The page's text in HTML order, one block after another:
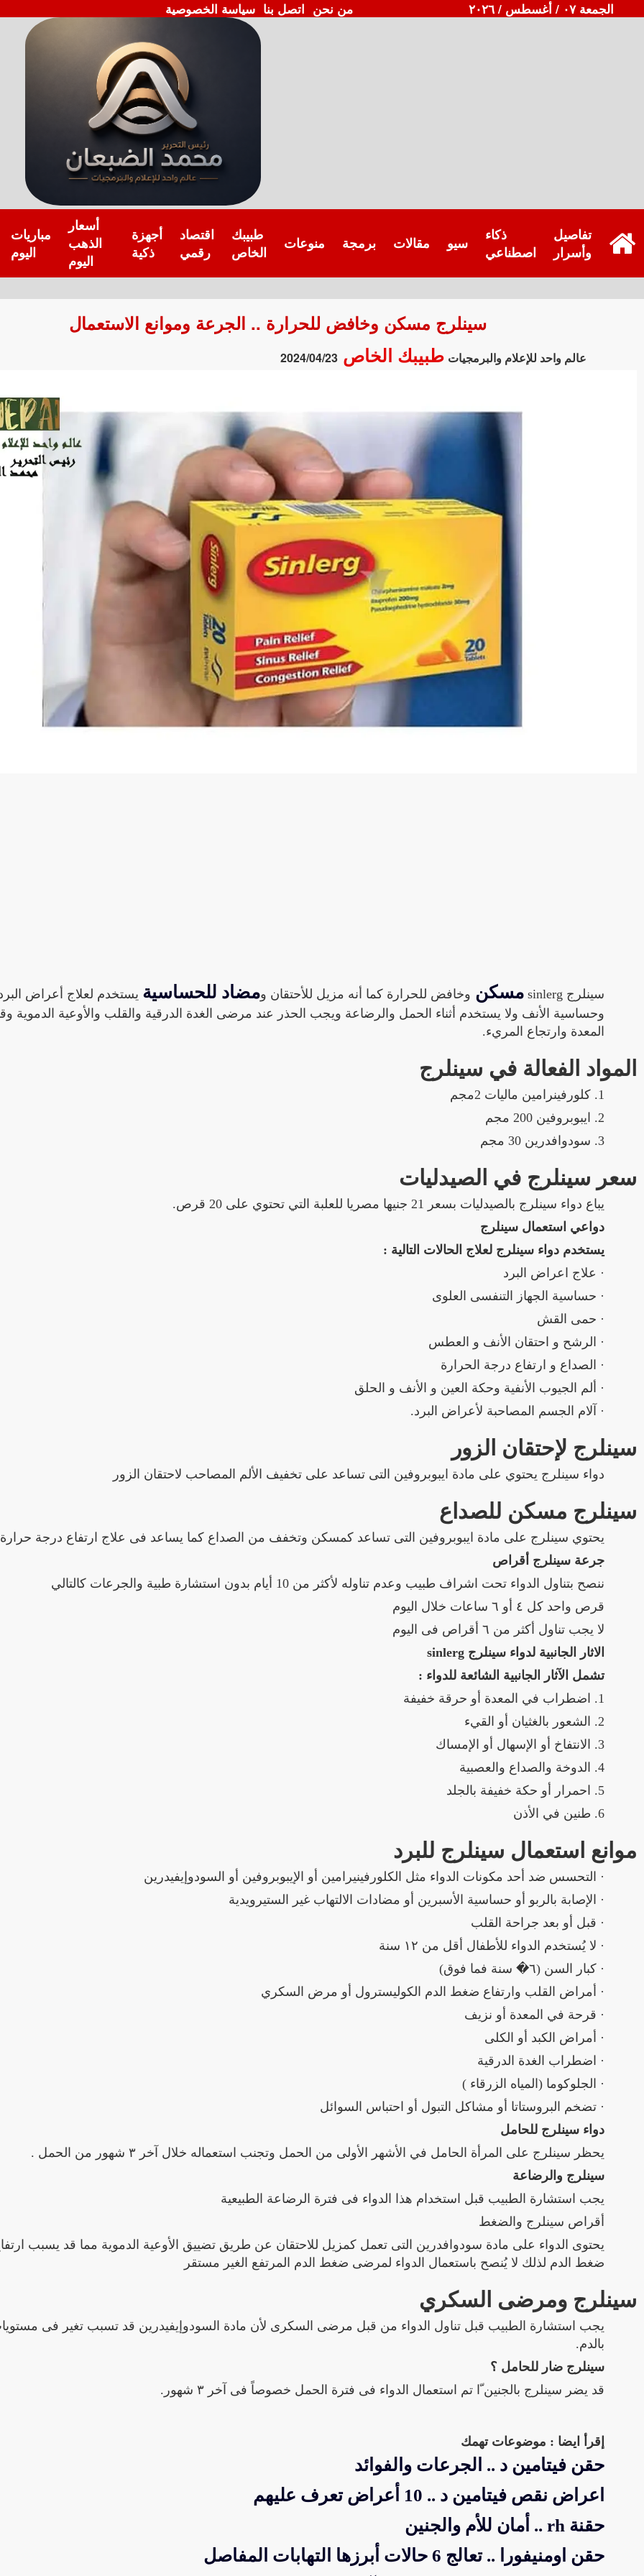
الجمعة ٠٧ / أغسطس / ٢٠٢٦ من نحن اتصل بنا سياسة الخصوصية
مباريات
اليوم
أسعار
الذهب
اليوم
أجهزة
ذكية
اقتصاد
رقمي
طبيبك
الخاص
منوعات برمجة مقالات سيو
ذكاء
اصطناعي
تفاصيل
وأسرار
سينلرج مسكن وخافض للحرارة .. الجرعة وموانع الاستعمال
عالم واحد للإعلام والبرمجيات طبيبك الخاص 2024/04/23
سينلرج sinlerg مسكن وخافض للحرارة كما أنه مزيل للأحتقان ومضاد للحساسية يستخدم لعلاج أعراض
وحساسية الأنف ولا يستخدم أثناء الحمل والرضاعة ويجب الحذر عند مرضى الغدة الدرقية والقلب والأوعية الدموية
المعدة وارتجاع المريء.
المواد الفعالة في سينلرج
1. كلورفينرامين ماليات 2مجم
2. ايبوبروفين 200 مجم
3. سودوافدرين 30 مجم
سعر سينلرج في الصيدليات
يباع دواء سينلرج بالصيدليات بسعر 21 جنيها مصريا للعلبة التي تحتوي على 20 قرص.
دواعي استعمال سينلرج
يستخدم دواء سينلرج لعلاج الحالات التالية :
· علاج اعراض البرد
· حساسية الجهاز التنفسى العلوى
· حمى القش
· الرشح و احتقان الأنف و العطس
· الصداع و ارتفاع درجة الحرارة
· ألم الجيوب الأنفية وحكة العين و الأنف و الحلق
· آلام الجسم المصاحبة لأعراض البرد.
سينلرج لإحتقان الزور
دواء سينلرج يحتوي على مادة ايبوبروفين التى تساعد على تخفيف الألم المصاحب لاحتقان الزور
سينلرج مسكن للصداع
يحتوي سينلرج على مادة ايبوبروفين التى تساعد كمسكن وتخفف من الصداع كما يساعد فى علاج ارتفاع درجة
جرعة سينلرج أقراص
ننصح بتناول الدواء تحت اشراف طبيب وعدم تناوله لأكثر من 10 أيام بدون استشارة طبية والجرعات كالتالي
قرص واحد كل ٤ أو ٦ ساعات خلال اليوم
لا يجب تناول أكثر من ٦ أقراص فى اليوم
الاثار الجانبية لدواء سينلرج sinlerg
تشمل الآثار الجانبية الشائعة للدواء :
1. اضطراب في المعدة أو حرقة خفيفة
2. الشعور بالغثيان أو القيء
3. الانتفاخ أو الإسهال أو الإمساك
4. الدوخة والصداع والعصبية
5. احمرار أو حكة خفيفة بالجلد
6. طنين في الأذن
موانع استعمال سينلرج للبرد
· التحسس ضد أحد مكونات الدواء مثل الكلورفينيرامين أو الإيبوبروفين أو السودوإيفيدرين
· الإصابة بالربو أو حساسية الأسبرين أو مضادات الالتهاب غير الستيرويدية
· قبل أو بعد جراحة القلب
· لا يُستخدم الدواء للأطفال أقل من ١٢ سنة
· كبار السن (٦� سنة فما فوق)
· أمراض القلب وارتفاع ضغط الدم الكوليسترول أو مرض السكري
· قرحة في المعدة أو نزيف
· أمراض الكبد أو الكلى
· اضطراب الغدة الدرقية
· الجلوكوما (المياه الزرقاء )
· تضخم البروستاتا أو مشاكل التبول أو احتباس السوائل
دواء سينلرج للحامل
يحظر سينلرج على المرأة الحامل في الأشهر الأولى من الحمل وتجنب استعماله خلال آخر ٣ شهور من الحمل .
سينلرج والرضاعة
يجب استشارة الطبيب قبل استخدام هذا الدواء فى فترة الرضاعة الطبيعية
أقراص سينلرج والضغط
يحتوى الدواء على مادة سودوافدرين التى تعمل كمزيل للاحتقان عن طريق تضييق الأوعية الدموية مما قد يسبب
ضغط الدم لذلك لا يُنصح باستعمال الدواء لمرضى ضغط الدم المرتفع الغير مستقر
سينلرج ومرضى السكري
يجب استشارة الطبيب قبل تناول الدواء من قبل مرضى السكرى لأن مادة السودوإيفيدرين قد تسبب تغير فى
بالدم.
سينلرج ضار للحامل ؟
قد يضر سينلرج بالجنين ّا تم استعمال الدواء فى فترة الحمل خصوصاً فى آخر ٣ شهور.
إقرأ ايضا : موضوعات تهمك
حقن فيتامين د .. الجرعات والفوائد
اعراض نقص فيتامين د .. 10 أعراض تعرف عليهم
حقنة rh .. أمان للأم والجنين
حقن اومنيفورا .. تعالج 6 حالات أبرزها التهابات المفاصل